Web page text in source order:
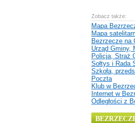
Zobacz także:
Mapa
Mapa
Bezrzecze na
Urząd Gminy,
Policja, Straż
Sołtys i Rada
Szkoła,
Poczta
Klub w
Internet w
Odległości z